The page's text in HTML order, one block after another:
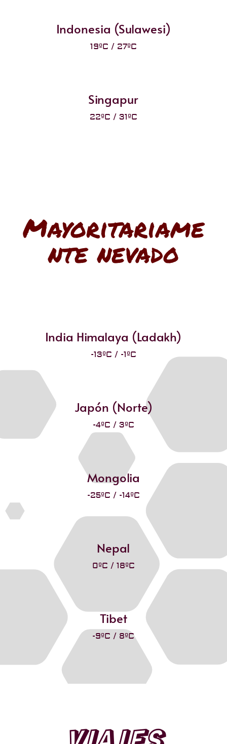
Indonesia (Sulawesi)
19ºC / 27ºC
Singapur
22ºC / 31ºC
Mayoritariame
nte nevado
India Himalaya (Ladakh)
-13ºC / -1ºC
Japón (Norte)
-4ºC / 3ºC
Mongolia
-25ºC / -14ºC
Nepal
0ºC / 18ºC
Tibet
-9ºC / 8ºC